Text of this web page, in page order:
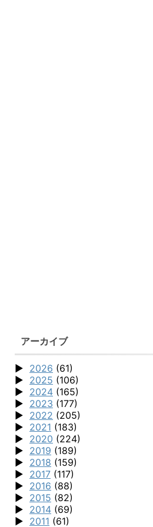
アーカイブ
2026 (61)
2025 (106)
2024 (165)
2023 (177)
2022 (205)
2021 (183)
2020 (224)
2019 (189)
2018 (159)
2017 (117)
2016 (88)
2015 (82)
2014 (69)
2011 (61)